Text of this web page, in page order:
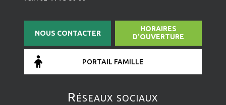
NOUS CONTACTER
HORAIRES
D'OUVERTURE
PORTAIL FAMILLE
Réseaux sociaux